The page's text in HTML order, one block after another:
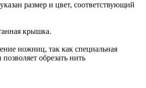
размер и цвет, соответствующий
крышка.
ножниц, так как специальная
обрезать нить